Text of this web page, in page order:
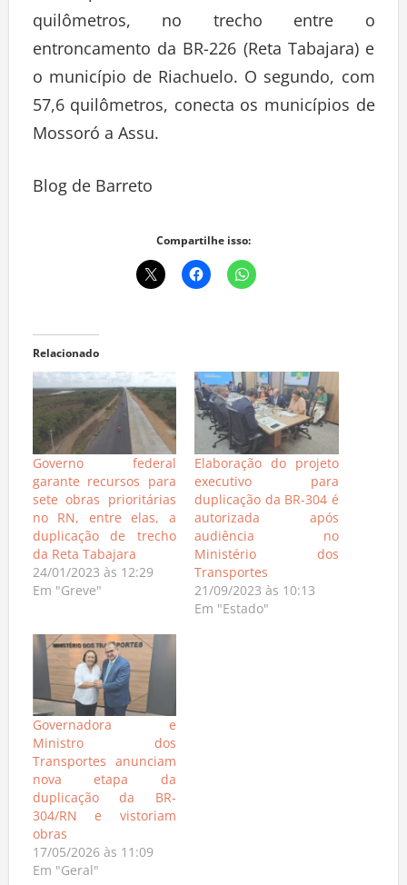
quilômetros, no trecho entre o
entroncamento da BR-226 (Reta Tabajara) e
o município de Riachuelo. O segundo, com
57,6 quilômetros, conecta os municípios de
Mossoró a Assu.
Blog de Barreto
Compartilhe isso:
Relacionado
Governo federal
garante recursos para
sete obras prioritárias
no RN, entre elas, a
duplicação de trecho
da Reta Tabajara
24/01/2023 às 12:29
Em "Greve"
Elaboração do projeto
executivo para
duplicação da BR-304 é
autorizada após
audiência no
Ministério dos
Transportes
21/09/2023 às 10:13
Em "Estado"
Governadora e
Ministro dos
Transportes anunciam
nova etapa da
duplicação da BR-
304/RN e vistoriam
obras
17/05/2026 às 11:09
Em "Geral"